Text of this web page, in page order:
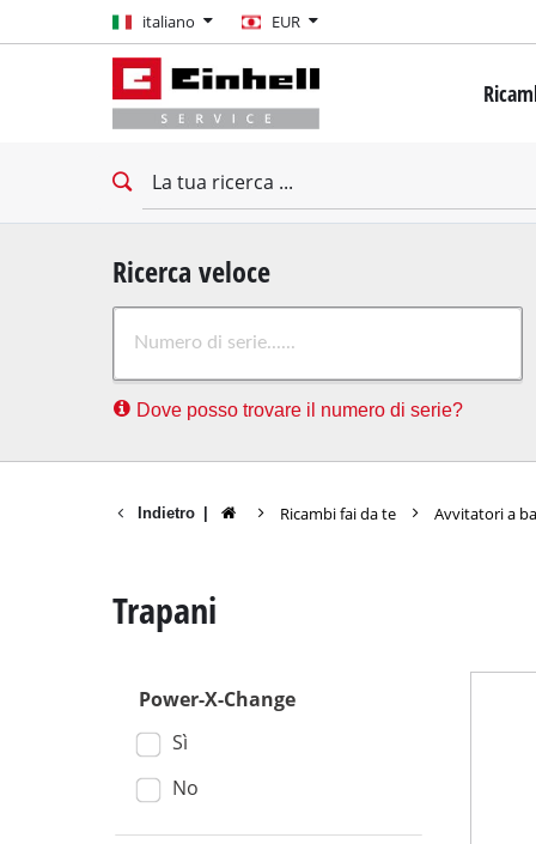
italiano
italiano EUR
EUR
GBP
CZK
Mini
Martelli
Foratrici
Seghe
Ricerca veloce
Dove posso trovare il numero di serie?
Indietro Ricambi fai da te Avvitatori a
Trapani
Power-X-Change
Sì
No